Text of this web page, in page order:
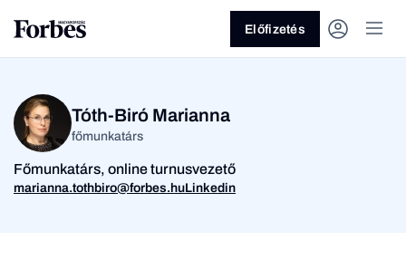
Előfizetés
Tóth-Biró Marianna
főmunkatárs
Főmunkatárs, online turnusvezető
marianna.tothbiro@forbes.huLinkedin